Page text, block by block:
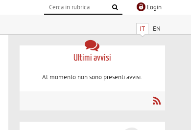
Login
IT EN
Ultimi avvisi
Al momento non sono presenti avvisi.